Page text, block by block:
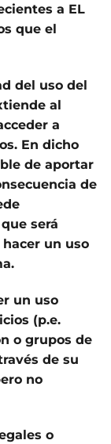
a EL
que el
del uso del
al
a
En dicho
de aportar
de
será
un uso
un uso
(p.e.
o grupos de
de su
no
o